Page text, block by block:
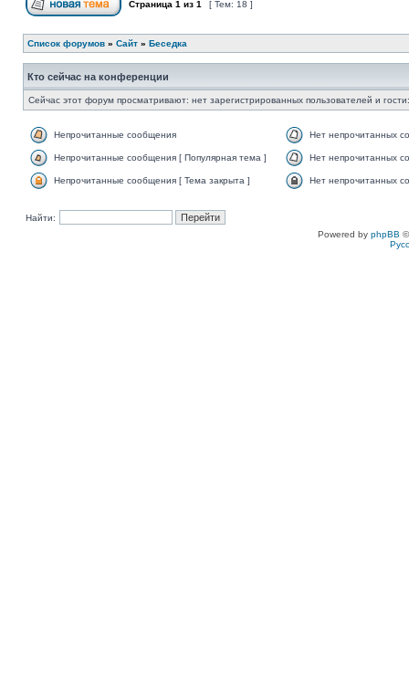
Страница 1 из 1 [ Тем: 18 ]
Список форумов » Сайт » Беседка
Кто сейчас на конференции
Сейчас этот форум просматривают: нет зарегистрированных пользователей и
Непрочитанные сообщения Нет непрочитанных
Непрочитанные сообщения [ Популярная тема ] Нет непрочитанных
Непрочитанные сообщения [ Тема закрыта ] Нет непрочитанных
Найти:
Powered by phpBB